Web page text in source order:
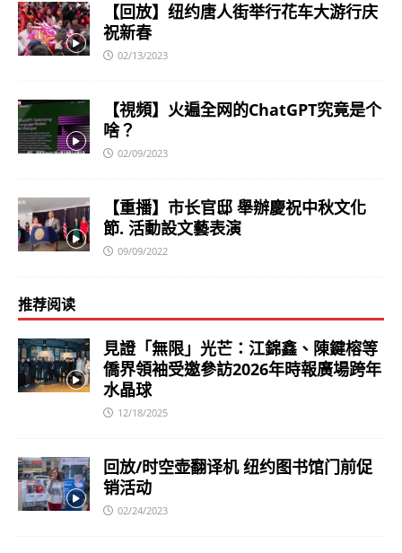
【回放】纽约唐人街举行花车大游行庆
祝新春
02/13/2023
【視頻】火遍全网的ChatGPT究竟是个
啥？
02/09/2023
【重播】市长官邸 舉辦慶祝中秋文化
節. 活動設文藝表演
09/09/2022
推荐阅读
見證「無限」光芒：江錦鑫、陳鍵榕等
僑界領袖受邀參訪2026年時報廣場跨年
水晶球
12/18/2025
回放/时空壶翻译机 纽约图书馆门前促
销活动
02/24/2023